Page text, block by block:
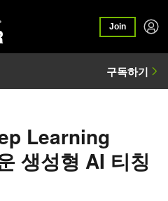
Join
Learning
생성형 AI 티칭